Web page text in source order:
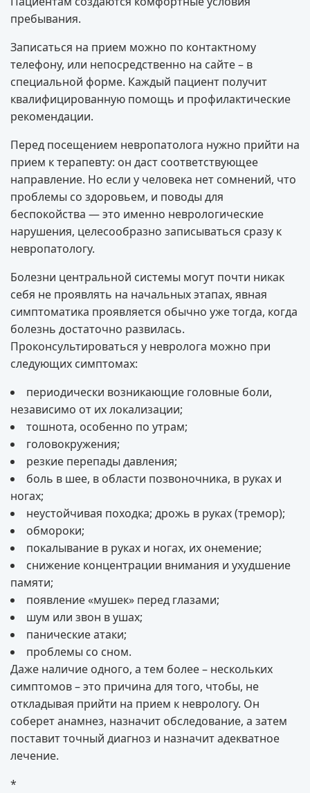
пребывания.
Записаться на прием можно по контактному
телефону, или непосредственно на сайте – в
специальной форме. Каждый пациент получит
квалифицированную помощь и профилактические
рекомендации.
Перед посещением невропатолога нужно прийти на
прием к терапевту: он даст соответствующее
направление. Но если у человека нет сомнений, что
проблемы со здоровьем, и поводы для
беспокойства — это именно неврологические
нарушения, целесообразно записываться сразу к
невропатологу.
Болезни центральной системы могут почти никак
себя не проявлять на начальных этапах, явная
симптоматика проявляется обычно уже тогда, когда
болезнь достаточно развилась.
Проконсультироваться у невролога можно при
следующих симптомах:
периодически возникающие головные боли,
независимо от их локализации;
тошнота, особенно по утрам;
головокружения;
резкие перепады давления;
боль в шее, в области позвоночника, в руках и
ногах;
неустойчивая походка; дрожь в руках (тремор);
обмороки;
покалывание в руках и ногах, их онемение;
снижение концентрации внимания и ухудшение
памяти;
появление «мушек» перед глазами;
шум или звон в ушах;
панические атаки;
проблемы со сном.
Даже наличие одного, а тем более – нескольких
симптомов – это причина для того, чтобы, не
откладывая прийти на прием к неврологу. Он
соберет анамнез, назначит обследование, а затем
поставит точный диагноз и назначит адекватное
лечение.
*